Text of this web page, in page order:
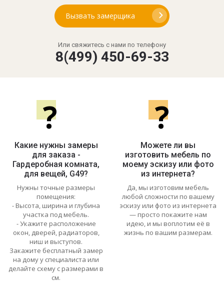
Вызвать замерщика
Или свяжитесь с нами по телефону
8(499) 450-69-33
?
Какие нужны замеры
для заказа -
Гардеробная комната,
для вещей, G49?
Нужны точные размеры
помещения:
- Высота, ширина и глубина
участка под мебель.
- Укажите расположение
окон, дверей, радиаторов,
ниш и выступов.
Закажите бесплатный замер
на дому у специалиста или
делайте схему с размерами в
см.
?
Можете ли вы
изготовить мебель по
моему эскизу или фото
из интернета?
Да, мы изготовим мебель
любой сложности по вашему
эскизу или фото из интернета
— просто покажите нам
идею, и мы воплотим её в
жизнь по вашим размерам.